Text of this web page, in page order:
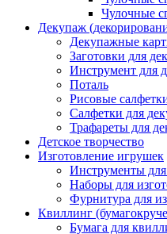
Чулочные
Декупаж
Декупажные
Заготовки для
Инструмент для
Поталь
Рисовые
Салфетки для
Трафареты для
Детское творчество
Изготовление игрушек
Инструменты
Наборы для
Фурнитура для
Квиллинг
Бумага для